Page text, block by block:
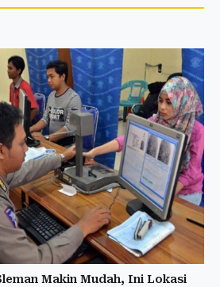
Makin Mudah, Ini Lokasi